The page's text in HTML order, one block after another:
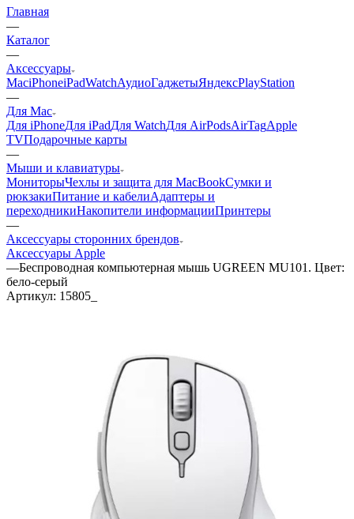
Главная
—
Каталог
—
Аксессуары
MaciPhoneiPadWatchАудиоГаджетыЯндексPlayStation
—
Для Mac
Для iPhoneДля iPadДля WatchДля AirPodsAirTagApple
TVПодарочные карты
—
Мыши и клавиатуры
МониторыЧехлы и защита для MacBookСумки и
рюкзакиПитание и кабелиАдаптеры и
переходникиНакопители информацииПринтеры
—
Аксессуары сторонних брендов
Аксессуары Apple
—Беспроводная компьютерная мышь UGREEN MU101. Цвет:
бело-серый
Артикул: 15805_